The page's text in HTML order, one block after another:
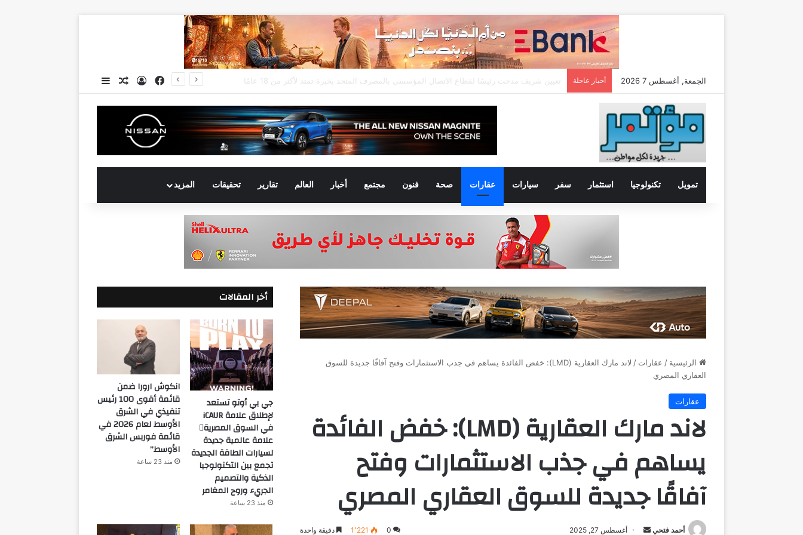
الجمعة, أغسطس 7 2026 أخبار عاجلة فيسبوكتسجيل الدخول
مقال عشوائي
إضافة عمود جانبي
تمويل تكنولوجيا استثمار سفر سيارات عقارات صحة فنون مجتمع أخبار العالم تقارير تحقيقات المزيد
الرئيسية / عقارات /
لاند مارك العقارية (LMD): خفض الفائدة يساهم في جذب الاستثمارات وفتح آفاقًا جديدة للسوق
العقاري المصري
عقارات
لاند مارك العقارية (LMD): خفض الفائدة
يساهم في جذب الاستثمارات وفتح
آفاقًا جديدة للسوق العقاري المصري
أحمد فتحي
أرسل أغسطس 27, 2025 0 1٬221 دقيقة واحدة
أخر المقالات
جي بي أوتو تستعد
لإطلاق علامة iCAUR
في السوق المصرية
علامة عالمية جديدة
لسيارات الطاقة الجديدة
تجمع بين التكنولوجيا
الذكية والتصميم
الجريء وروح المغامر
منذ 23 ساعة
انكوش ارورا ضمن
قائمة أقوى 100 رئيس
تنفيذي في الشرق
الأوسط لعام 2026 في
قائمة فوربس الشرق
الأوسط”
منذ 23 ساعة